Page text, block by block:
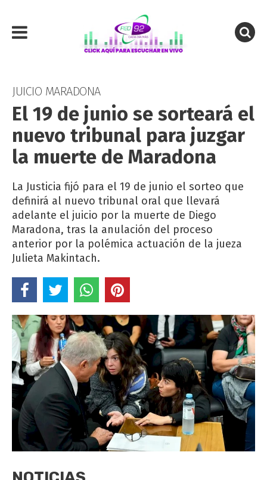
JUICIO MARADONA
El 19 de junio se sorteará el
nuevo tribunal para juzgar
la muerte de Maradona
La Justicia fijó para el 19 de junio el sorteo que
definirá al nuevo tribunal oral que llevará
adelante el juicio por la muerte de Diego
Maradona, tras la anulación del proceso
anterior por la polémica actuación de la jueza
Julieta Makintach.